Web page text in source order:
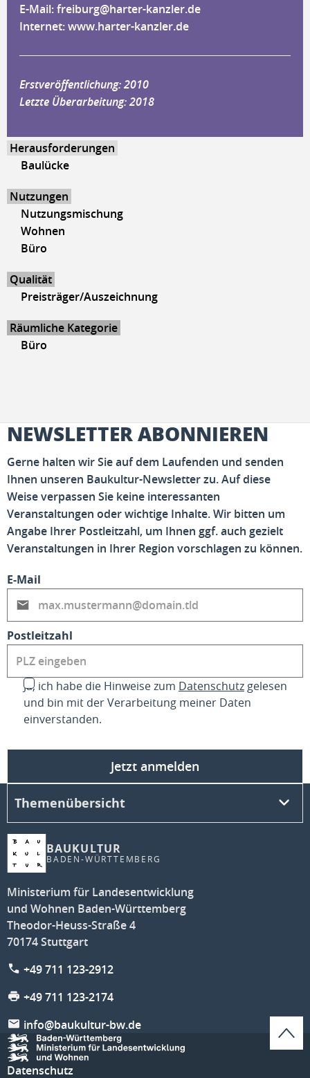
E-Mail:freiburg@harter-kanzler.de
Internet:www.harter-kanzler.de
Erstveröffentlichung: 2010
Letzte Überarbeitung: 2018
Herausforderungen
Baulücke
Nutzungen
Nutzungsmischung
Wohnen
Büro
Qualität
Preisträger/Auszeichnung
Räumliche Kategorie
Büro
NEWSLETTER ABONNIEREN
Gerne halten wir Sie auf dem Laufenden und senden
Ihnen unseren Baukultur-Newsletter zu. Auf diese
Weise verpassen Sie keine interessanten
Veranstaltungen oder wichtige Inhalte. Wir bitten um
Angabe Ihrer Postleitzahl, um Ihnen ggf. auch gezielt
Veranstaltungen in Ihrer Region vorschlagen zu können.
E-Mail
Postleitzahl
Ja, ich habe die Hinweise zum Datenschutz gelesen
und bin mit der Verarbeitung meiner Daten
einverstanden.
Jetzt anmelden
BAUKULTUR
BADEN-WÜRTTEMBERG
Ministerium für Landesentwicklung
und Wohnen Baden-Württemberg
Theodor-Heuss-Straße 4
70174 Stuttgart
+49 711 123-2912
+49 711 123-2174
info@baukultur-bw.de
Themenübersicht
Datenschutz